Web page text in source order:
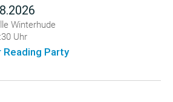
Winterhude
Uhr
Reading Party